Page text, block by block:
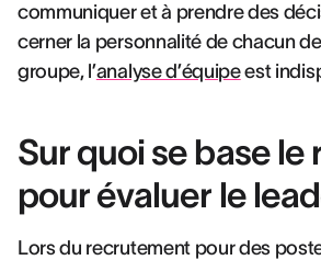
communiquer et à prendre des
cerner la personnalité de chacun
groupe, l’analyse d’équipeest
Sur quoi se base
pour évaluer le
Lors du recrutement pour des